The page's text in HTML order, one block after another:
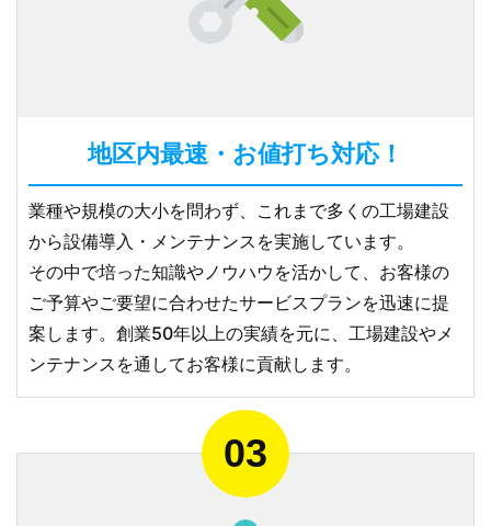
地区内最速・お値打ち対応！
業種や規模の大小を問わず、これまで多くの工場建設
から設備導入・メンテナンスを実施しています。
その中で培った知識やノウハウを活かして、お客様の
ご予算やご要望に合わせたサービスプランを迅速に提
案します。創業50年以上の実績を元に、工場建設やメ
ンテナンスを通してお客様に貢献します。